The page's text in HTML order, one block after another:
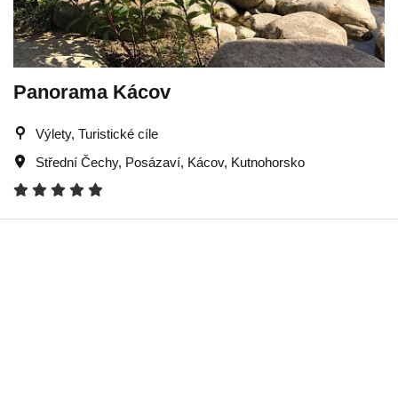
Panorama Kácov
Výlety, Turistické cíle
Střední Čechy, Posázaví, Kácov, Kutnohorsko